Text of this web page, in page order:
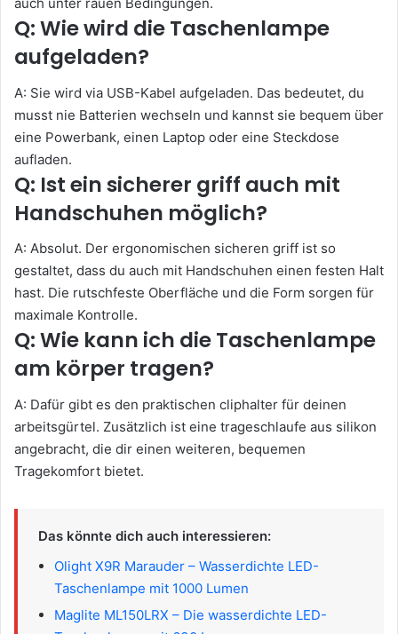
auch unter rauen Bedingungen.
Q: Wie wird die Taschenlampe
aufgeladen?
A: Sie wird via USB-Kabel aufgeladen. Das bedeutet, du
musst nie Batterien wechseln und kannst sie bequem über
eine Powerbank, einen Laptop oder eine Steckdose
aufladen.
Q: Ist ein sicherer griff auch mit
Handschuhen möglich?
A: Absolut. Der ergonomischen sicheren griff ist so
gestaltet, dass du auch mit Handschuhen einen festen Halt
hast. Die rutschfeste Oberfläche und die Form sorgen für
maximale Kontrolle.
Q: Wie kann ich die Taschenlampe
am körper tragen?
A: Dafür gibt es den praktischen cliphalter für deinen
arbeitsgürtel. Zusätzlich ist eine trageschlaufe aus silikon
angebracht, die dir einen weiteren, bequemen
Tragekomfort bietet.
Das könnte dich auch interessieren:
Olight X9R Marauder – Wasserdichte LED-
Taschenlampe mit 1000 Lumen
Maglite ML150LRX – Die wasserdichte LED-